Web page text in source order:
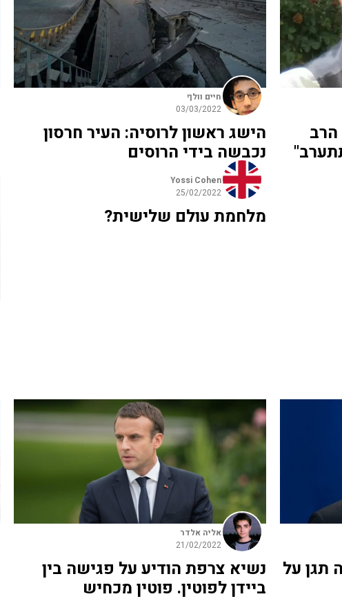
חיים וולף
03/03/2022
הישג ראשון לרוסיה: העיר חרסון
נכבשה בידי הרוסים
Yossi Cohen
25/02/2022
מלחמת עולם שלישית?
תגן על
אליה אלדר
21/02/2022
נשיא צרפת הודיע על פגישה בין
ביידן לפוטין. פוטין מכחיש